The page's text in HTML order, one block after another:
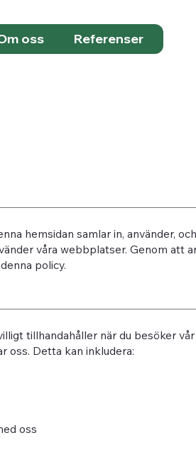
oss Referenser
hemsidan samlar in, använder,
våra webbplatser. Genom att
policy.
tillhandahåller när du besöker
oss. Detta kan inkludera:
oss